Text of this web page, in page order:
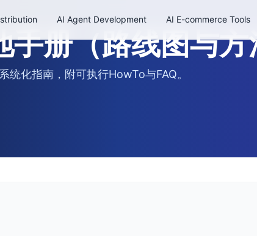
AI Agent Development AI E-commerce Tools
册（路线图与方
统化指南，附可执行HowTo与FAQ。